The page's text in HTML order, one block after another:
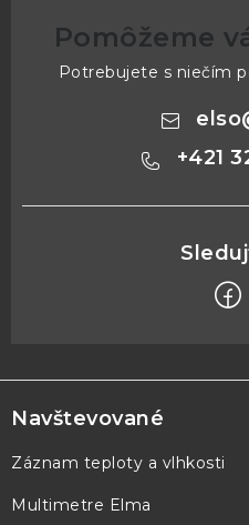
Pomôžeme
Potrebujete s niečím
elso
+421
á
p
ä
Navštevované
Záznam teploty a vlhkosti
Multimetre Elma